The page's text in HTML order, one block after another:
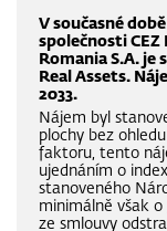
V současné
společnosti CEZ
Romania S.A.
Real Assets.
2033.
Nájem byl
plochy bez
faktoru, tento
ujednáním o
stanoveného
minimálně však o
ze smlouvy